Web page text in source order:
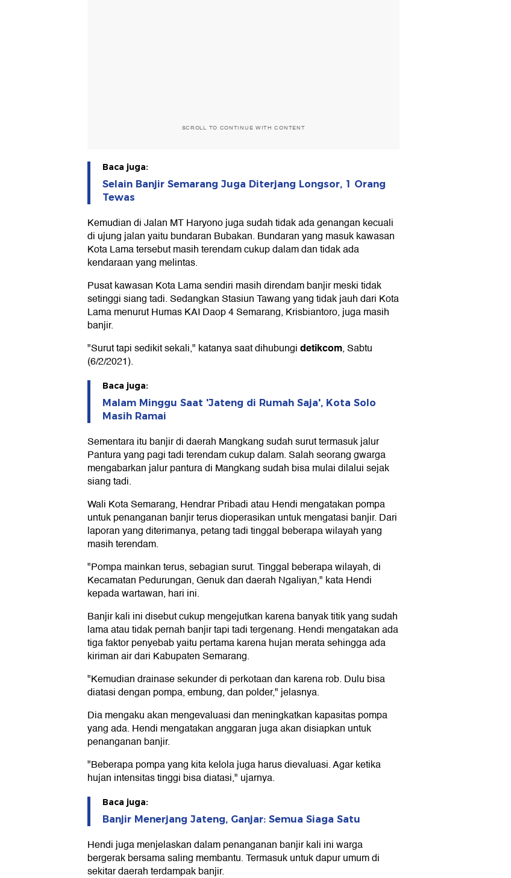
SCROLL TO CONTINUE WITH CONTENT
Baca juga:
Selain Banjir Semarang Juga Diterjang Longsor, 1 Orang
Tewas
Kemudian di Jalan MT Haryono juga sudah tidak ada genangan kecuali
di ujung jalan yaitu bundaran Bubakan. Bundaran yang masuk kawasan
Kota Lama tersebut masih terendam cukup dalam dan tidak ada
kendaraan yang melintas.
Pusat kawasan Kota Lama sendiri masih direndam banjir meski tidak
setinggi siang tadi. Sedangkan Stasiun Tawang yang tidak jauh dari Kota
Lama menurut Humas KAI Daop 4 Semarang, Krisbiantoro, juga masih
banjir.
"Surut tapi sedikit sekali," katanya saat dihubungidetikcom, Sabtu
(6/2/2021).
Baca juga:
Malam Minggu Saat 'Jateng di Rumah Saja', Kota Solo
Masih Ramai
Sementara itu banjir di daerah Mangkang sudah surut termasuk jalur
Pantura yang pagi tadi terendam cukup dalam. Salah seorang gwarga
mengabarkan jalur pantura di Mangkang sudah bisa mulai dilalui sejak
siang tadi.
Wali Kota Semarang, Hendrar Pribadi atau Hendi mengatakan pompa
untuk penanganan banjir terus dioperasikan untuk mengatasi banjir. Dari
laporan yang diterimanya, petang tadi tinggal beberapa wilayah yang
masih terendam.
"Pompa mainkan terus, sebagian surut. Tinggal beberapa wilayah, di
Kecamatan Pedurungan, Genuk dan daerah Ngaliyan," kata Hendi
kepada wartawan, hari ini.
Banjir kali ini disebut cukup mengejutkan karena banyak titik yang sudah
lama atau tidak pernah banjir tapi tadi tergenang. Hendi mengatakan ada
tiga faktor penyebab yaitu pertama karena hujan merata sehingga ada
kiriman air dari Kabupaten Semarang.
"Kemudian drainase sekunder di perkotaan dan karena rob. Dulu bisa
diatasi dengan pompa, embung, dan polder," jelasnya.
Dia mengaku akan mengevaluasi dan meningkatkan kapasitas pompa
yang ada. Hendi mengatakan anggaran juga akan disiapkan untuk
penanganan banjir.
"Beberapa pompa yang kita kelola juga harus dievaluasi. Agar ketika
hujan intensitas tinggi bisa diatasi," ujarnya.
Baca juga:
Banjir Menerjang Jateng, Ganjar: Semua Siaga Satu
Hendi juga menjelaskan dalam penanganan banjir kali ini warga
bergerak bersama saling membantu. Termasuk untuk dapur umum di
sekitar daerah terdampak banjir.